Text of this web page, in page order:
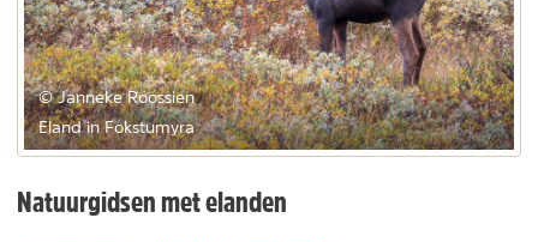
© Janneke Roossien
Eland in Fokstumyra
Natuurgidsen met elanden